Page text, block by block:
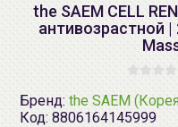
the SAEM CELL
антивозрастной |
Бренд: the SAEM
Код: 8806164145999